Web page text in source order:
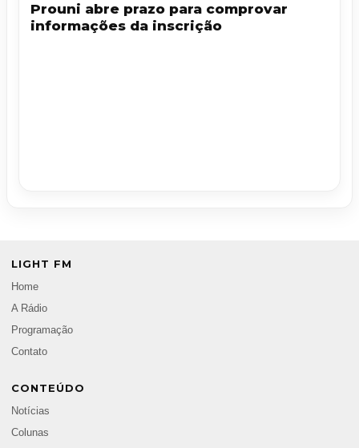
Prouni abre prazo para comprovar
informações da inscrição
LIGHT FM
Home
A Rádio
Programação
Contato
CONTEÚDO
Notícias
Colunas